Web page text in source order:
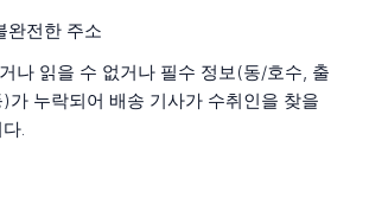
완전한 주소
나 읽을 수 없거나 필수 정보(동/호수, 출
가 누락되어 배송 기사가 수취인을 찾을
.